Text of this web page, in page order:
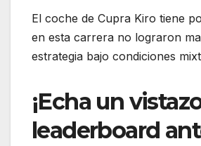
El coche de Cupra Kiro tiene
en esta carrera no lograron
estrategia bajo condiciones
¡Echa un
leaderboard